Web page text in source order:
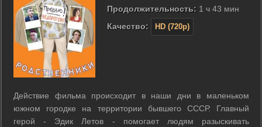
Продолжительность: 1 ч 43 мин
Качество:
HD (720p)
Действие фильма происходит в наши дни в маленьком
южном городке на территории бывшего СССР. Главный
герой - Эдик Летов - помогает людям разыскивать